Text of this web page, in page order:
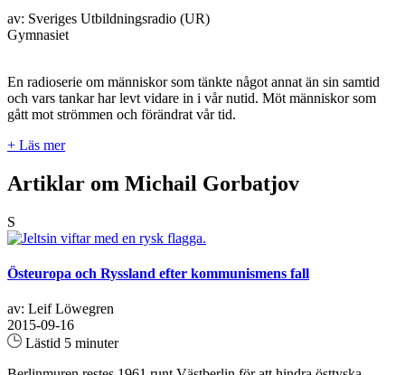
av: Sveriges Utbildningsradio (UR)
Gymnasiet
En radioserie om människor som tänkte något annat än sin samtid
och vars tankar har levt vidare in i vår nutid. Möt människor som
gått mot strömmen och förändrat vår tid.
+ Läs mer
Artiklar om Michail Gorbatjov
S
Östeuropa och Ryssland efter kommunismens fall
av: Leif Löwegren
2015-09-16
Lästid 5 minuter